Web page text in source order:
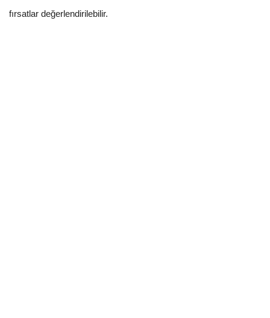
fırsatlar değerlendirilebilir.